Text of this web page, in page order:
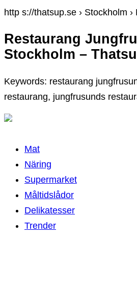
http s://thatsup.se › Stockholm
Restaurang
Stockholm –
Keywords: restaurang
restaurang, jungfrusunds
Mat
Näring
Supermarket
Måltidslådor
Delikatesser
Trender